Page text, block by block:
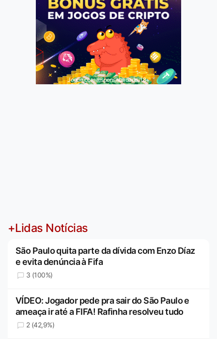
Jogue com responsabilidade. 18+
+Lidas Notícias
São Paulo quita parte da dívida com Enzo Díaz
e evita denúncia à Fifa
3 (100%)
VÍDEO: Jogador pede pra sair do São Paulo e
ameaça ir até a FIFA! Rafinha resolveu tudo
2 (42,9%)